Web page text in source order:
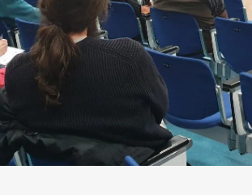
← Merci ! →